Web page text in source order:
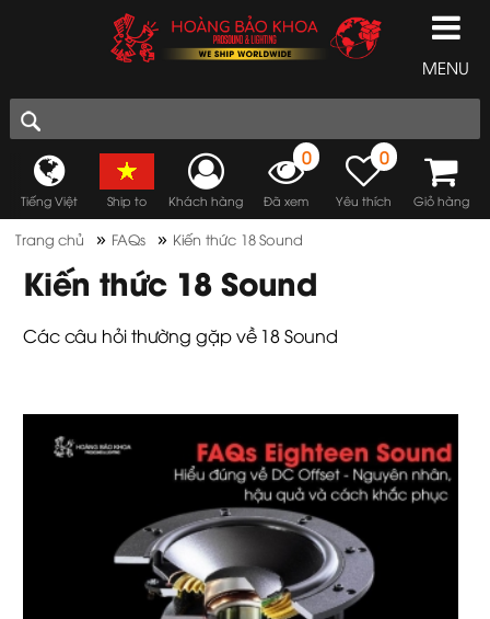
MENU
Tiếng Việt Ship to Khách hàng
0
Đã xem
0
Yêu thích Giỏ hàng
Trang chủ » FAQs » Kiến thức 18 Sound
Kiến thức 18 Sound
Các câu hỏi thường gặp về 18 Sound